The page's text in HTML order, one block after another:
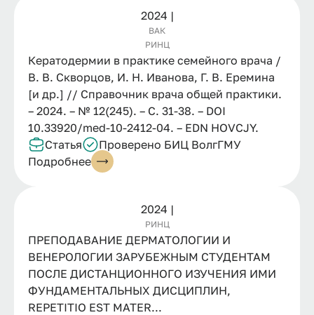
2024 |
ВАК
РИНЦ
Кератодермии в практике семейного врача /
В. В. Скворцов, И. Н. Иванова, Г. В. Еремина
[и др.] // Справочник врача общей практики.
– 2024. – № 12(245). – С. 31-38. – DOI
10.33920/med-10-2412-04. – EDN HOVCJY.
Статья
Проверено БИЦ ВолгГМУ
Подробнее
2024 |
РИНЦ
ПРЕПОДАВАНИЕ ДЕРМАТОЛОГИИ И
ВЕНЕРОЛОГИИ ЗАРУБЕЖНЫМ СТУДЕНТАМ
ПОСЛЕ ДИСТАНЦИОННОГО ИЗУЧЕНИЯ ИМИ
ФУНДАМЕНТАЛЬНЫХ ДИСЦИПЛИН,
REPETITIO EST MATER...